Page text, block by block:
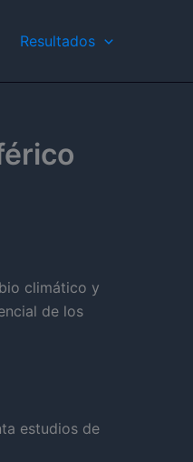
Resultados
climático y
de los
estudios de